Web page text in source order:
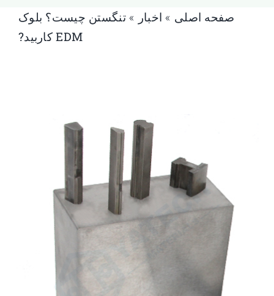
IR
صفحه اصلی » اخبار »تنگستن چیست؟ بلوک
EDM کاربید
?